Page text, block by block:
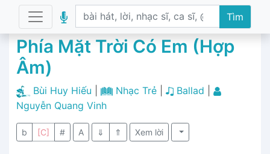
Tìm
Phía Mặt Trời Có Em (Hợp
Âm)
Bùi Huy Hiếu Nhạc Trẻ| Ballad
Nguyễn Quang Vinh
b [C] # A ⇓ ⇑ Xem lời